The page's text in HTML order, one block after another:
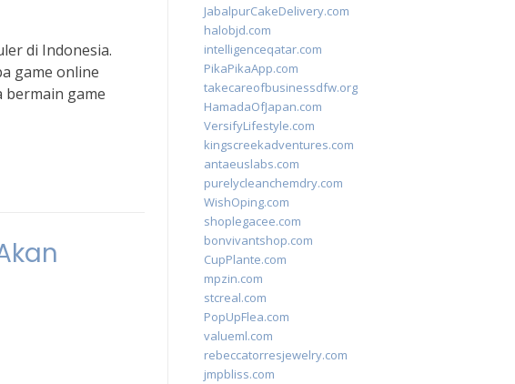
di Indonesia.
game online
bermain game
JabalpurCakeDelivery.com
halobjd.com
intelligenceqatar.com
PikaPikaApp.com
takecareofbusinessdfw.org
HamadaOfJapan.com
VersifyLifestyle.com
kingscreekadventures.com
antaeuslabs.com
purelycleanchemdry.com
WishOping.com
shoplegacee.com
bonvivantshop.com
CupPlante.com
mpzin.com
stcreal.com
PopUpFlea.com
valueml.com
rebeccatorresjewelry.com
jmpbliss.com